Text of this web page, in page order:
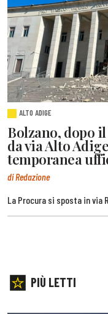
ALTO ADIGE
Bolzano, dopo
da via Alto
temporanea
di Redazione
La Procura si sposta in via
PIÙ LETTI